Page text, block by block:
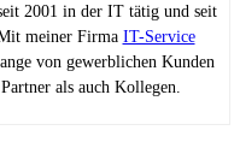
2001 in der IT tätig und seit
meiner Firma IT-Service
von gewerblichen Kunden
als auch Kollegen.